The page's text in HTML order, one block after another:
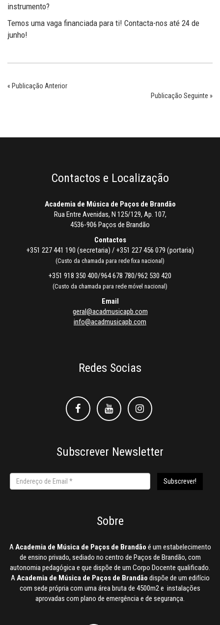
instrumento?
Temos uma vaga financiada para ti! Contacta-nos até 24 de
junho!
« Publicação Anterior
Publicação Seguinte »
Contactos e Localização
Academia de Música de Paços de Brandão
Rua Entre Avenidas, N 125/129, Ap. 107,
4536-906 Paços de Brandão
Contactos
+351 227 441 190 (secretaria) / +351 227 456 079 (portaria)
(Custo da chamada para rede fixa nacional)
+351 918 350 400/964 678 780/962 530 420
(Custo da chamada para rede móvel nacional)
Email
geral@acadmusicapb.com
info@acadmusicapb.com
Redes Socias
FacebookFacebookInstagram
Subscrever Newsletter
Sobre
A Academia de Música de Paços de Brandão é um estabelecimento
de ensino privado, sediado no centro de Paços de Brandão, com
autonomia pedagógica e que dispõe de um Corpo Docente qualificado.
A Academia de Música de Paços de Brandão dispõe de um edifício
com sede própria com uma área bruta de 4500m2 e instalações
aprovadas com plano de emergência e de segurança.